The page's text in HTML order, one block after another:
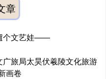
章
个文艺娃——
旅局太昊伏羲陵文化旅游
画卷